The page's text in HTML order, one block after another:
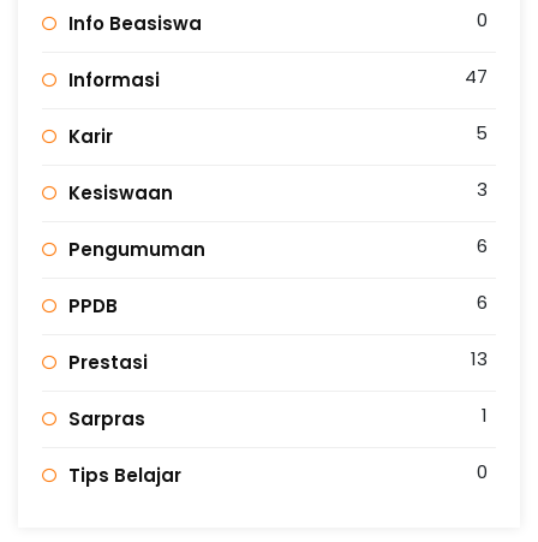
Info Beasiswa 0
Informasi 47
Karir 5
Kesiswaan 3
Pengumuman 6
PPDB 6
Prestasi 13
Sarpras 1
Tips Belajar 0